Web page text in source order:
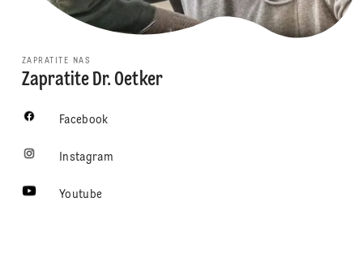
ZAPRATITE NAS
Zapratite Dr. Oetker
Facebook
Instagram
Youtube